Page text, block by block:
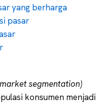
yang berharga
pasar
segmentation)
konsumen menjadi